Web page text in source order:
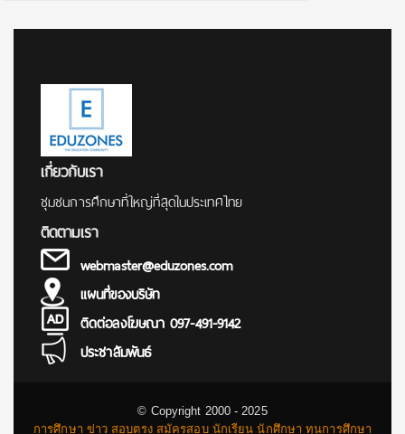
เกี่ยวกับเรา
ชุมชนการศึกษาที่ใหญ่ที่สุดในประเทศไทย
ติดตามเรา
webmaster@eduzones.com
แผนที่ของบริษัท
ติดต่อลงโฆษณา 097-491-9142
ประชาสัมพันธ์
© Copyright 2000 - 2025
การศึกษา ข่าว สอบตรง สมัครสอบ นักเรียน นักศึกษา ทุนการศึกษา